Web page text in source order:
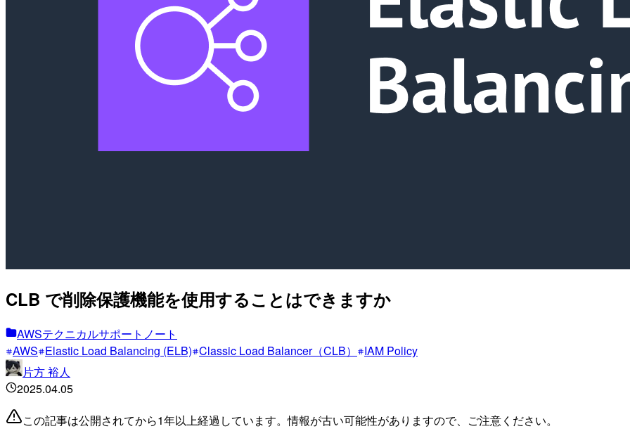
CLB で削除保護機能を使用することはできますか
AWSテクニカルサポートノート
AWS Elastic Load Balancing (ELB) Classic Load Balancer（CLB）
IAM Policy
片方 裕人
2025.04.05
この記事は公開されてから1年以上経過しています。情報が古い可能性がありますので、ご注意ください。